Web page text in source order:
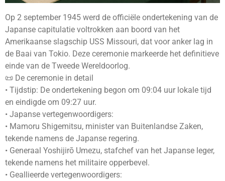
Op 2 september 1945 werd de officiële ondertekening van de
Japanse capitulatie voltrokken aan boord van het
Amerikaanse slagschip USS Missouri, dat voor anker lag in
de Baai van Tokio. Deze ceremonie markeerde het definitieve
einde van de Tweede Wereldoorlog.
📜 De ceremonie in detail
• Tijdstip: De ondertekening begon om 09:04 uur lokale tijd
en eindigde om 09:27 uur.
• Japanse vertegenwoordigers:
• Mamoru Shigemitsu, minister van Buitenlandse Zaken,
tekende namens de Japanse regering.
• Generaal Yoshijirō Umezu, stafchef van het Japanse leger,
tekende namens het militaire opperbevel.
• Geallieerde vertegenwoordigers: